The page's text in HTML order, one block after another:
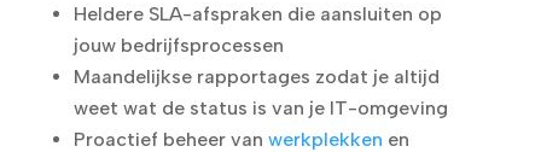
Heldere SLA-afspraken die aansluiten op
jouw bedrijfsprocessen
Maandelijkse rapportages zodat je altijd
weet wat de status is van je IT-omgeving
Proactief beheer van werkplekken en